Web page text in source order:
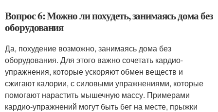
Вопрос 6: Можно ли похудеть, занимаясь дома без
оборудования
Да, похудение возможно, занимаясь дома без
оборудования. Для этого важно сочетать кардио-
упражнения, которые ускоряют обмен веществ и
сжигают калории, с силовыми упражнениями, которые
помогают нарастить мышечную массу. Примерами
кардио-упражнений могут быть бег на месте, прыжки